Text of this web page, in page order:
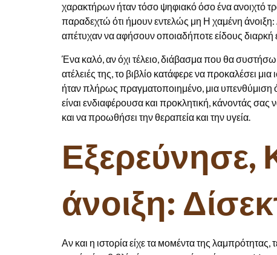
χαρακτήρων ήταν τόσο ψηφιακό όσο ένα ανοιχτό
παραδεχτώ ότι ήμουν εντελώς μη Η χαμένη άνοιξη:
απέτυχαν να αφήσουν οποιαδήποτε είδους
Ένα καλό, αν όχι τέλειο, διάβασμα που θα
ατέλειές της, το βιβλίο κατάφερε να προκαλέσει
ήταν πλήρως πραγματοποιημένο, μια υπενθύμιση
είναι ενδιαφέρουσα και προκλητική, κάνοντάς σας
και να προωθήσει την θεραπεία και την υγεία.
Εξερεύνησε,
άνοιξη:
Αν και η ιστορία είχε τα момέντα της